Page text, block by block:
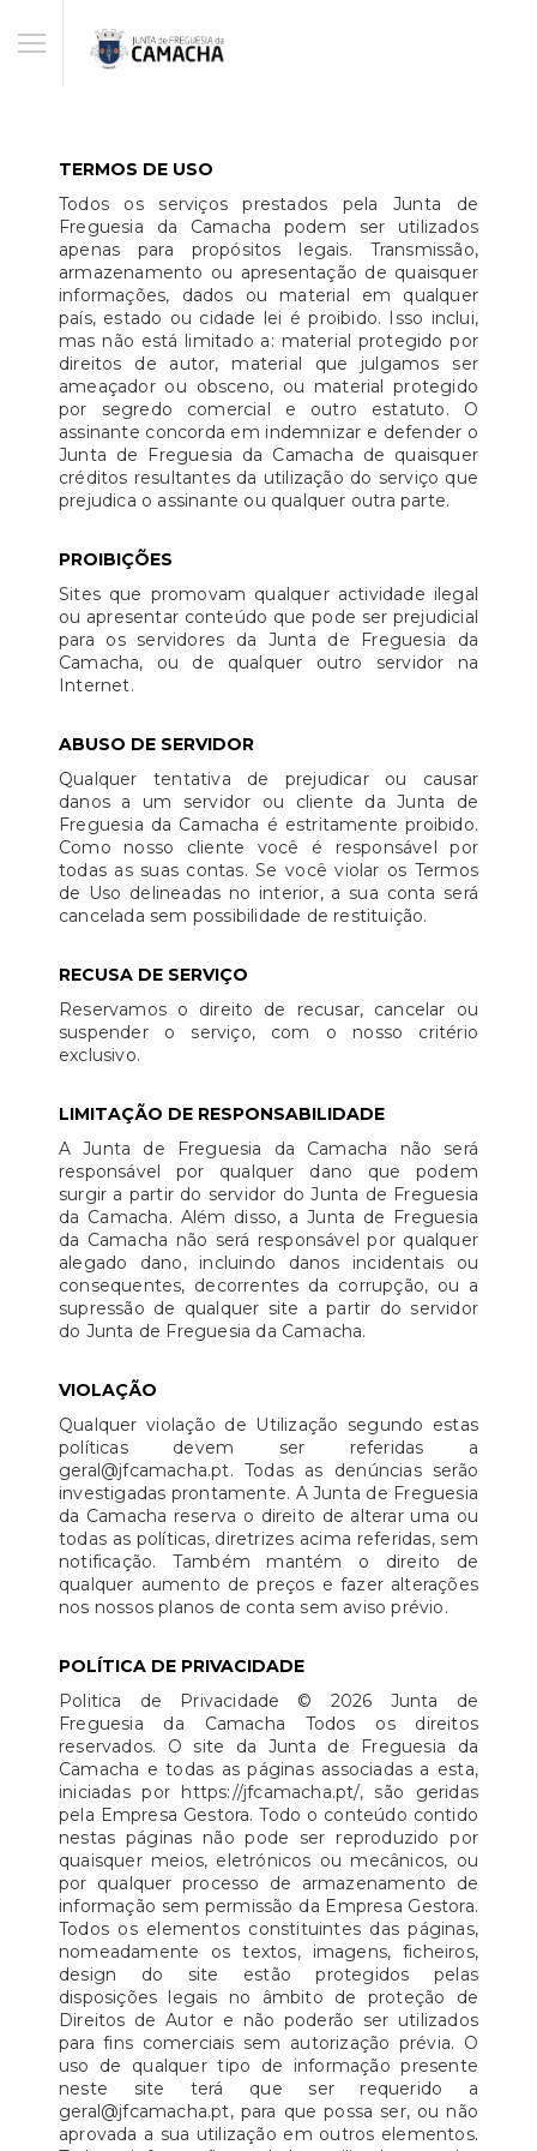
TERMOS DE USO
Todos os serviços prestados pela Junta de
Freguesia da Camacha podem ser utilizados
apenas para propósitos legais. Transmissão,
armazenamento ou apresentação de quaisquer
informações, dados ou material em qualquer
país, estado ou cidade lei é proibido. Isso inclui,
mas não está limitado a: material protegido por
direitos de autor, material que julgamos ser
ameaçador ou obsceno, ou material protegido
por segredo comercial e outro estatuto. O
assinante concorda em indemnizar e defender o
Junta de Freguesia da Camacha de quaisquer
créditos resultantes da utilização do serviço que
prejudica o assinante ou qualquer outra parte.
PROIBIÇÕES
Sites que promovam qualquer actividade ilegal
ou apresentar conteúdo que pode ser prejudicial
para os servidores da Junta de Freguesia da
Camacha, ou de qualquer outro servidor na
Internet.
ABUSO DE SERVIDOR
Qualquer tentativa de prejudicar ou causar
danos a um servidor ou cliente da Junta de
Freguesia da Camacha é estritamente proibido.
Como nosso cliente você é responsável por
todas as suas contas. Se você violar os Termos
de Uso delineadas no interior, a sua conta será
cancelada sem possibilidade de restituição.
RECUSA DE SERVIÇO
Reservamos o direito de recusar, cancelar ou
suspender o serviço, com o nosso critério
exclusivo.
LIMITAÇÃO DE RESPONSABILIDADE
A Junta de Freguesia da Camacha não será
responsável por qualquer dano que podem
surgir a partir do servidor do Junta de Freguesia
da Camacha. Além disso, a Junta de Freguesia
da Camacha não será responsável por qualquer
alegado dano, incluindo danos incidentais ou
consequentes, decorrentes da corrupção, ou a
supressão de qualquer site a partir do servidor
do Junta de Freguesia da Camacha.
VIOLAÇÃO
Qualquer violação de Utilização segundo estas
políticas devem ser referidas a
geral@jfcamacha.pt. Todas as denúncias serão
investigadas prontamente. A Junta de Freguesia
da Camacha reserva o direito de alterar uma ou
todas as políticas, diretrizes acima referidas, sem
notificação. Também mantém o direito de
qualquer aumento de preços e fazer alterações
nos nossos planos de conta sem aviso prévio.
POLÍTICA DE PRIVACIDADE
Politica de Privacidade © 2026 Junta de
Freguesia da Camacha Todos os direitos
reservados. O site da Junta de Freguesia da
Camacha e todas as páginas associadas a esta,
iniciadas por https://jfcamacha.pt/, são geridas
pela Empresa Gestora. Todo o conteúdo contido
nestas páginas não pode ser reproduzido por
quaisquer meios, eletrónicos ou mecânicos, ou
por qualquer processo de armazenamento de
informação sem permissão da Empresa Gestora.
Todos os elementos constituintes das páginas,
nomeadamente os textos, imagens, ficheiros,
design do site estão protegidos pelas
disposições legais no âmbito de proteção de
Direitos de Autor e não poderão ser utilizados
para fins comerciais sem autorização prévia. O
uso de qualquer tipo de informação presente
neste site terá que ser requerido a
geral@jfcamacha.pt, para que possa ser, ou não
aprovada a sua utilização em outros elementos.